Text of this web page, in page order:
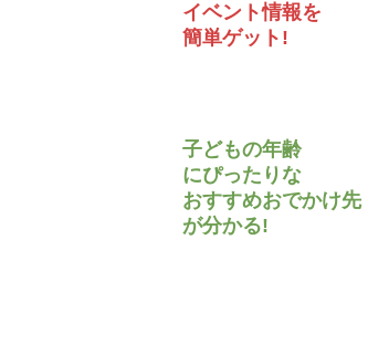
イベント情報を
簡単ゲット!
子どもの年齢
にぴったりな
おすすめおでかけ先
が分かる!